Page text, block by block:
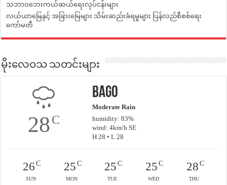
သဘာဝဘေးကယ်ဆယ်ရေးလုပ်ငန်းများ
လယ်ယာမြေနှင့် အခြားမြေများ သိမ်းဆည်းခံရမှုများ ပြန်လည်စီစစ်ရေး
ကော်မတီ
မိုးလေဝသ သတင်းများ
28C
Bago
Moderate Rain
humidity: 83%
wind: 4km/h SE
H 28 • L 28
26C
SUN
25C
MON
25 C
TUE
25C
WED
28C
THU